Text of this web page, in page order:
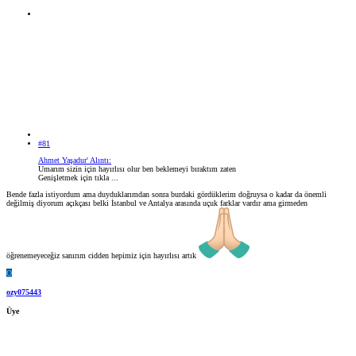
#81
Ahmet Yaşadur' Alıntı:
Umarım sizin için hayırlısı olur ben beklemeyi bıraktım zaten
Genişletmek için tıkla ...
Bende fazla istiyordum ama duyduklarımdan sonra burdaki gördüklerim doğruysa o kadar da önemli
değilmiş diyorum açıkçası belki İstanbul ve Antalya arasında uçuk farklar vardır ama girmeden
öğrenemeyeceğiz sanırım cidden hepimiz için hayırlısı artık
O
ozy075443
Üye